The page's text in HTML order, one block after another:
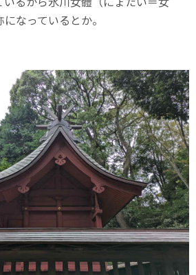
なっているとか。